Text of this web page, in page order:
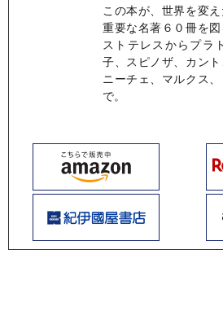
この本が、世界を変
重要な名著６０冊を
ストテレスからプラ
子、スピノザ、カント
ニーチェ、マルクス
で。